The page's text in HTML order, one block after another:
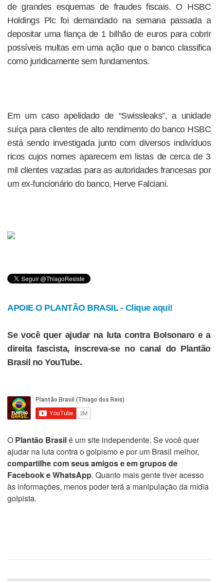
de grandes esquemas de fraudes fiscais. O HSBC
Holdings Plc foi demandado na semana passada a
depositar uma fiança de 1 bilhão de euros para cobrir
possíveis multas em uma ação que o banco classifica
como juridicamente sem fundamentos.
Em um caso apelidado de “Swissleaks”, a unidade
suíça para clientes de alto rendimento do banco HSBC
está sendo investigada junto com diversos indivíduos
ricos cujos nomes aparecem em listas de cerca de 3
mil clientes vazadas para as autoridades francesas por
um ex-funcionário do banco, Herve Falciani.
APOIE O PLANTÃO BRASIL - Clique aqui!
Se você quer ajudar na luta contra Bolsonaro e a
direita fascista, inscreva-se no canal do Plantão
Brasil no YouTube.
O Plantão Brasilé um site independente. Se você quer
ajudar na luta contra o golpismo e por um Brasil melhor,
compartilhe com seus amigos e em grupos de
Facebook e WhatsApp. Quanto mais gente tiver acesso
às informações, menos poder terá a manipulação da mídia
golpista.